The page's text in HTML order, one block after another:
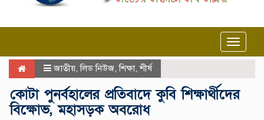
Toggle
জাতীয়,লিড নিউজ,শিক্ষা,শীর্ষ
কোটা পুনর্বহালের প্রতিবাদে কুবি শিক্ষার্থীদের
বিক্ষোভ, মহাসড়ক অবরোধ